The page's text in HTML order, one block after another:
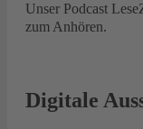
Unser Podcast
zum Anhören.
Digitale